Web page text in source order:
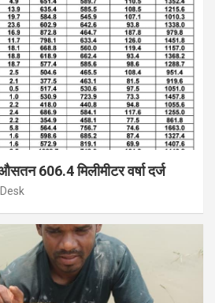
606.4 मिलीमीटर वर्षा दर्ज